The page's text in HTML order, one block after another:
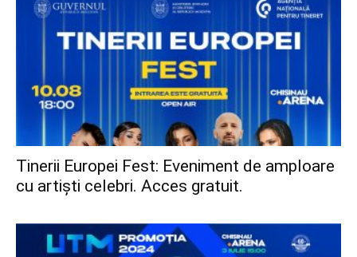
Tinerii Europei Fest: Eveniment de amploare
cu artiști celebri. Acces gratuit.